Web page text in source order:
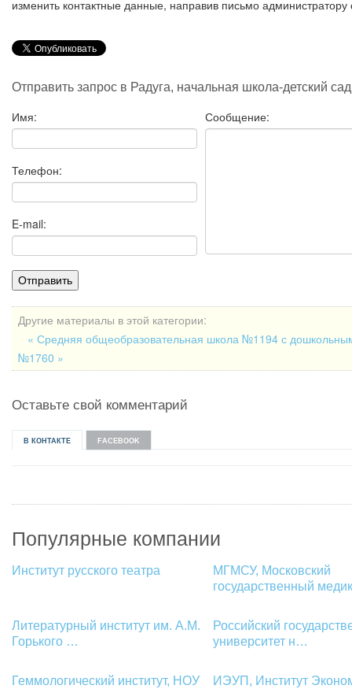
изменить контактные данные, направив письмо администратору
Отправить запрос в Радуга, начальная школа-детский
Имя:
Телефон:
E-mail:
Сообщение:
Другие материалы в этой категории:
« Средняя общеобразовательная школа №1194 с
№1760 »
Оставьте свой комментарий
В КОНТАКТЕ FACEBOOK
Популярные компании
Институт русского театра
МГМСУ, Московский
государственный
Литературный институт им. А.М.
Горького …
Российский
университет н…
Геммологический институт, НОУ
ИЭУП, Институт